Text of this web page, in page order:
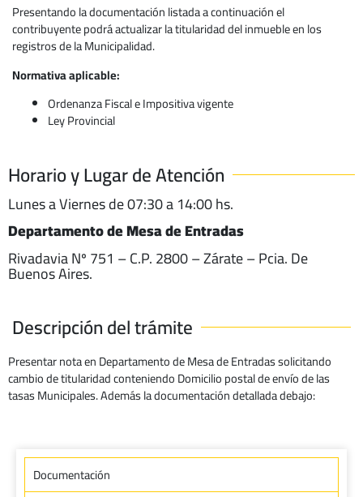
Presentando la documentación listada a continuación el
contribuyente podrá actualizar la titularidad del inmueble en los
registros de la Municipalidad.
Normativa aplicable:
Ordenanza Fiscal e Impositiva vigente
Ley Provincial
Horario y Lugar de Atención
Lunes a Viernes de 07:30 a 14:00 hs.
Departamento de Mesa de Entradas
Rivadavia Nº 751 – C.P. 2800 – Zárate – Pcia. De
Buenos Aires.
Descripción del trámite
Presentar nota en Departamento de Mesa de Entradas solicitando
cambio de titularidad conteniendo Domicilio postal de envío de las
tasas Municipales. Además la documentación detallada debajo:
Documentación